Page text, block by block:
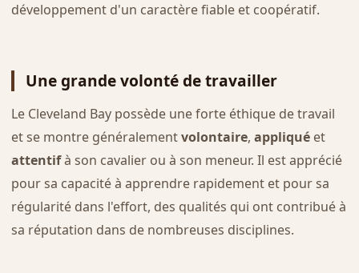
développement d'un caractère fiable et coopératif.
Une grande volonté de travailler
Le Cleveland Bay possède une forte éthique de travail
et se montre généralementvolontaire, appliquéet
attentifà son cavalier ou à son meneur. Il est apprécié
pour sa capacité à apprendre rapidement et pour sa
régularité dans l'effort, des qualités qui ont contribué à
sa réputation dans de nombreuses disciplines.